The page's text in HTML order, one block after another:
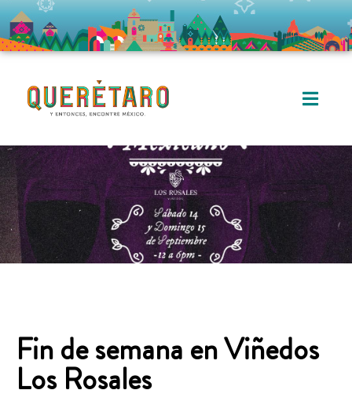
Fin de semana en Viñedos
Los Rosales